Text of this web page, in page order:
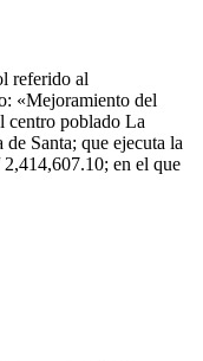
referido al
«Mejoramiento del
centro poblado La
Santa; que ejecuta la
en el que